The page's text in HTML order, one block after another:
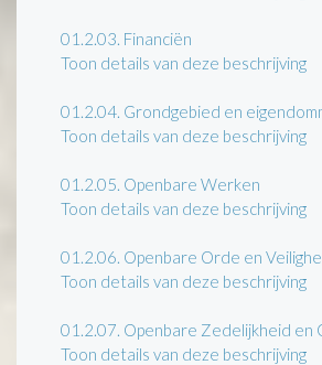
01.2.03. Financiën
Toon details van deze beschrijving
01.2.04. Grondgebied en
Toon details van deze beschrijving
01.2.05. Openbare Werken
Toon details van deze beschrijving
01.2.06. Openbare Orde en
Toon details van deze beschrijving
01.2.07. Openbare Zedelijkheid en
Toon details van deze beschrijving